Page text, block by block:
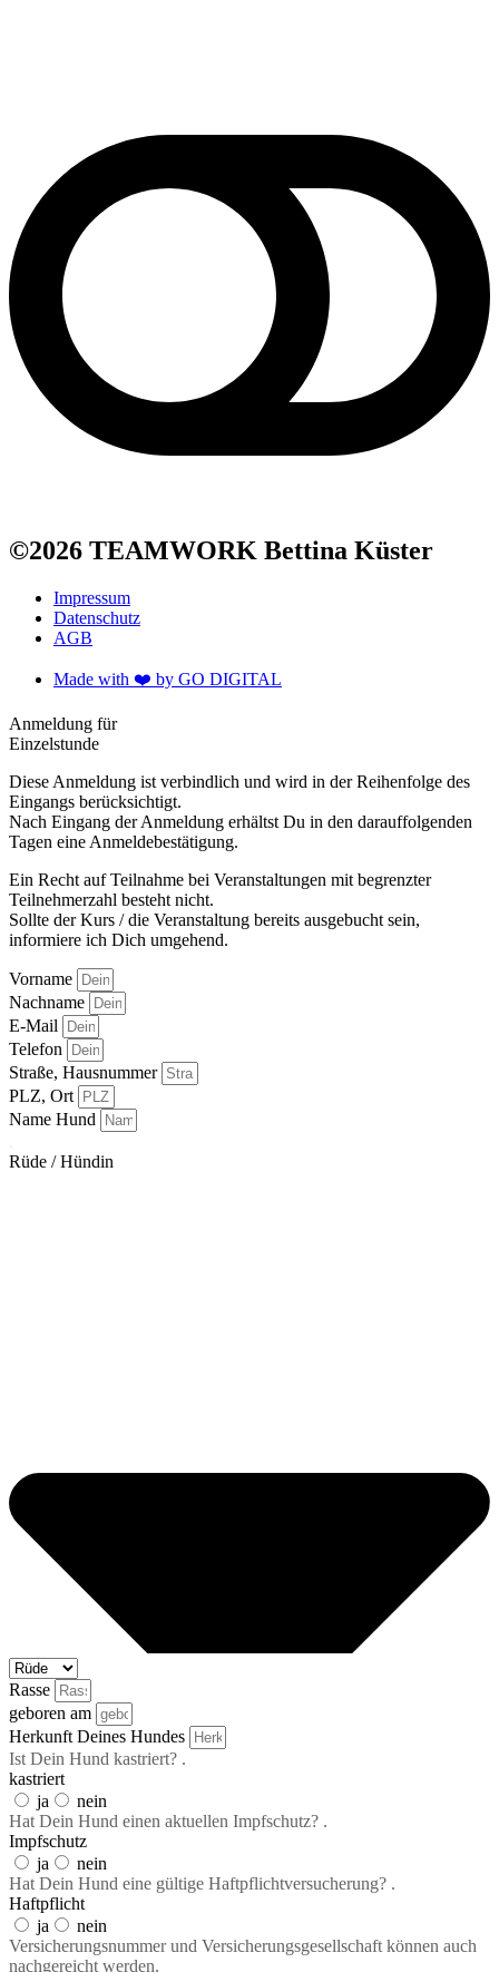
©2026 TEAMWORK Bettina Küster
Impressum
Datenschutz
AGB
Made with ❤️️ by GO DIGITAL
Anmeldung für
Einzelstunde
Diese Anmeldung ist verbindlich und wird in der Reihenfolge des
Eingangs berücksichtigt.
Nach Eingang der Anmeldung erhältst Du in den darauffolgenden
Tagen eine Anmeldebestätigung.
Ein Recht auf Teilnahme bei Veranstaltungen mit begrenzter
Teilnehmerzahl besteht nicht.
Sollte der Kurs / die Veranstaltung bereits ausgebucht sein,
informiere ich Dich umgehend.
Vorname
Nachname
E-Mail
Telefon
Straße, Hausnummer
PLZ, Ort
Name Hund
Rüde / Hündin
Rasse
geboren am
Herkunft Deines Hundes
Ist Dein Hund kastriert? .
kastriert
ja
nein
Hat Dein Hund einen aktuellen Impfschutz? .
Impfschutz
ja
nein
Hat Dein Hund eine gültige Haftpflichtversucherung? .
Haftpflicht
ja
nein
Versicherungsnummer und Versicherungsgesellschaft können auch
nachgereicht werden.